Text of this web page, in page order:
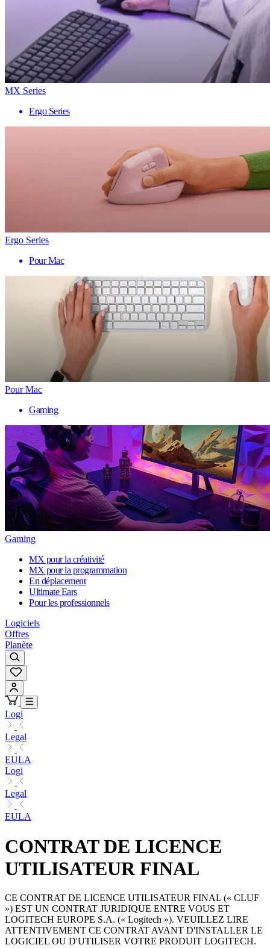
MX Series
Ergo Series
Ergo Series
Pour Mac
Pour Mac
Gaming
Gaming
MX pour la créativité
MX pour la programmation
En déplacement
Ultimate Ears
Pour les professionnels
Logiciels
Offres
Planète
Logi
Legal
EULA
Logi
Legal
EULA
CONTRAT DE LICENCE
UTILISATEUR FINAL
CE CONTRAT DE LICENCE UTILISATEUR FINAL (« CLUF
») EST UN CONTRAT JURIDIQUE ENTRE VOUS ET
LOGITECH EUROPE S.A. (« Logitech »). VEUILLEZ LIRE
ATTENTIVEMENT CE CONTRAT AVANT D'INSTALLER LE
LOGICIEL OU D'UTILISER VOTRE PRODUIT LOGITECH.